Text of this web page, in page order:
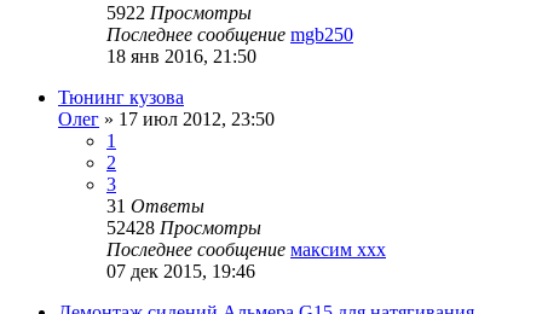
5922 Просмотры
Последнее сообщение mgb250
18 янв 2016, 21:50
Тюнинг кузова
Олег » 17 июл 2012, 23:50
1
2
3
31 Ответы
52428 Просмотры
Последнее сообщение максим ххх
07 дек 2015, 19:46